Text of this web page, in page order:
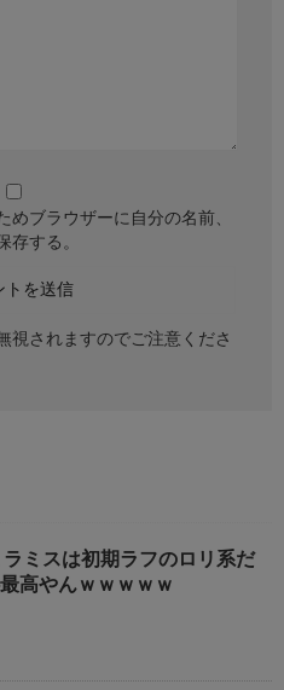
ブラウザーに自分の名前、
存する。
視されますのでご注意くださ
ラミスは初期ラフのロリ系だ
高やんｗｗｗｗｗ